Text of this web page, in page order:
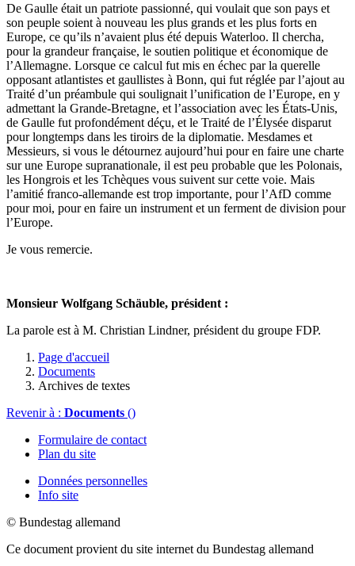
De Gaulle était un patriote passionné, qui voulait que son pays et
son peuple soient à nouveau les plus grands et les plus forts en
Europe, ce qu’ils n’avaient plus été depuis Waterloo. Il chercha,
pour la grandeur française, le soutien politique et économique de
l’Allemagne. Lorsque ce calcul fut mis en échec par la querelle
opposant atlantistes et gaullistes à Bonn, qui fut réglée par l’ajout au
Traité d’un préambule qui soulignait l’unification de l’Europe, en y
admettant la Grande-Bretagne, et l’association avec les États-Unis,
de Gaulle fut profondément déçu, et le Traité de l’Élysée disparut
pour longtemps dans les tiroirs de la diplomatie. Mesdames et
Messieurs, si vous le détournez aujourd’hui pour en faire une charte
sur une Europe supranationale, il est peu probable que les Polonais,
les Hongrois et les Tchèques vous suivent sur cette voie. Mais
l’amitié franco-allemande est trop importante, pour l’AfD comme
pour moi, pour en faire un instrument et un ferment de division pour
l’Europe.
Je vous remercie.
Monsieur Wolfgang Schäuble, président :
La parole est à M. Christian Lindner, président du groupe FDP.
Page d'accueil
Documents
Archives de textes
Revenir à : Documents ()
Formulaire de contact
Plan du site
Données personnelles
Info site
© Bundestag allemand
Ce document provient du site internet du Bundestag allemand